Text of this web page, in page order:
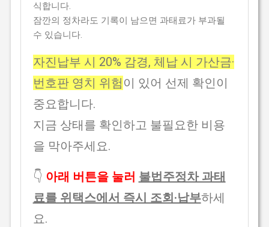
식합니다.
잠깐의 정차라도 기록이 남으면 과태료가 부과될
수 있습니다.
자진납부 시 20% 감경, 체납 시 가산금·
번호판 영치 위험 이 있어 선제 확인이
중요합니다.
지금 상태를 확인하고 불필요한 비용
을 막아주세요.
👇 아래 버튼을 눌러 불법주정차 과태
료를 위택스에서 즉시 조회·납부하세
요.